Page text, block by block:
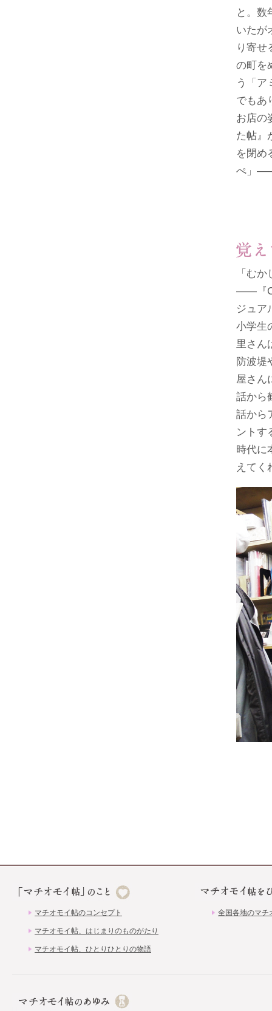
と。数
いたが
り寄せ
の町を
う「ア
でもあ
お店の
た帖』
を閉め
ぺ」――
「む
――『
ジュア
小学生
里さん
防波堤
屋さん
話から
話から
ントす
時代に
えてく
マチオモイ帖のコンセプト
マチオモイ帖、はじまりのものがたり
マチオモイ帖、ひとりひとりの物語
全国各地のマチ